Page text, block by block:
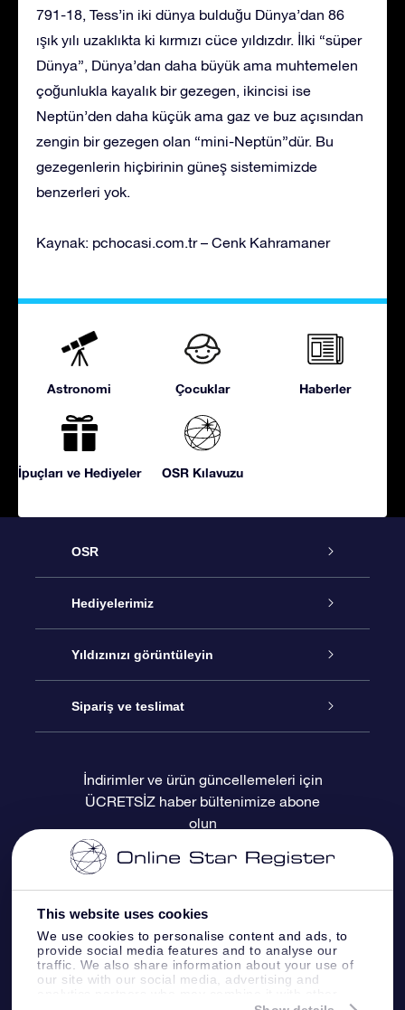
This website uses cookies
We use cookies to personalise content and ads, to
provide social media features and to analyse our
traffic. We also share information about your use of
our site with our social media, advertising and
791-18, Tess’in iki dünya bulduğu Dünya’dan 86
ışık yılı uzaklıkta ki kırmızı cüce yıldızdır. İlki “süper
Dünya”, Dünya’dan daha büyük ama muhtemelen
çoğunlukla kayalık bir gezegen, ikincisi ise
Neptün’den daha küçük ama gaz ve buz açısından
zengin bir gezegen olan “mini-Neptün”dür. Bu
gezegenlerin hiçbirinin güneş sistemimizde
benzerleri yok.
Kaynak: pchocasi.com.tr – Cenk Kahramaner
Astronomi Çocuklar Haberler
İpuçları ve Hediyeler OSR Kılavuzu
OSR
Hizmet
İletişim
Blogu
Değerlendirmeler
Hediyelerimiz
Çevrimiçi Yıldız Hediyesi
OSR Hediye Paketi
OSR Hediye Kartı
Kurumsal hediyeler
Yıldızınızı görüntüleyin
Star Register
Kişiselleştirilmiş Yıldız Sayfası
Bir Milyon Yıldız
OSR Starsaver
Fly me to the stars VR sanal gerçeklik
uygulaması
Sipariş ve teslimat
Ödeme bilgileri
Sevkiyat bilgileri
İade Politikası
Takımyıldızı
İndirimler ve ürün güncellemeleri için
ÜCRETSİZ haber bültenimize abone
olun